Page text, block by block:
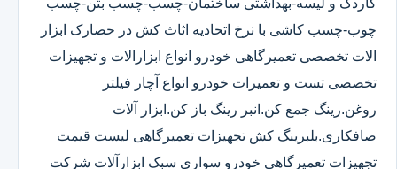
چوب-چسب کاشی با نرخ اتحادیه اثاث کش در حصارک ابزار
الات تخصصی تعمیرگاهی خودرو انواع ابزارالات و تجهیزات
تخصصی تست و تعمیرات خودرو انواع آچار فیلتر
روغن.رینگ جمع کن.انبر رینگ باز کن.ابزار آلات
صافکاری.بلبرینگ کش تجهیزات تعمیرگاهی لیست قیمت
تجهیزات تعمیرگاهی خودرو سواری سبک ابزارآلات شرکت